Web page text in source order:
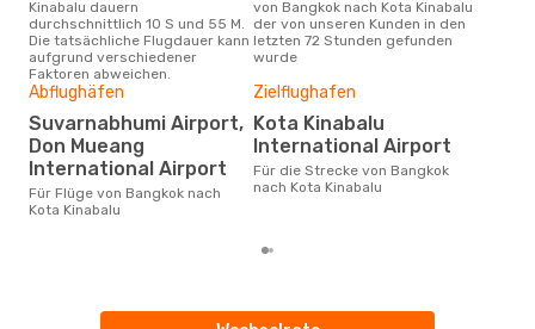
Kinabalu dauern
durchschnittlich 10 S und 55 M.
Die tatsächliche Flugdauer kann
aufgrund verschiedener
Faktoren abweichen.
von Bangkok nach Kota Kinabalu
der von unseren Kunden in den
letzten 72 Stunden gefunden
wurde
Abflughäfen
Suvarnabhumi Airport,
Don Mueang
International Airport
Für Flüge von Bangkok nach
Kota Kinabalu
Zielflughafen
Kota Kinabalu
International Airport
Für die Strecke von Bangkok
nach Kota Kinabalu